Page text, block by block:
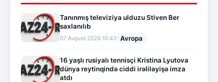
Tanınmış televiziya ulduzu Stiven Ber
saxlanılıb
07.Avqust.2026 10:43 Avropa
16 yaşlı rusiyalı tennisçi Kristina Lyutova
dünya reytinqində ciddi irəliləyişə imza
atdı